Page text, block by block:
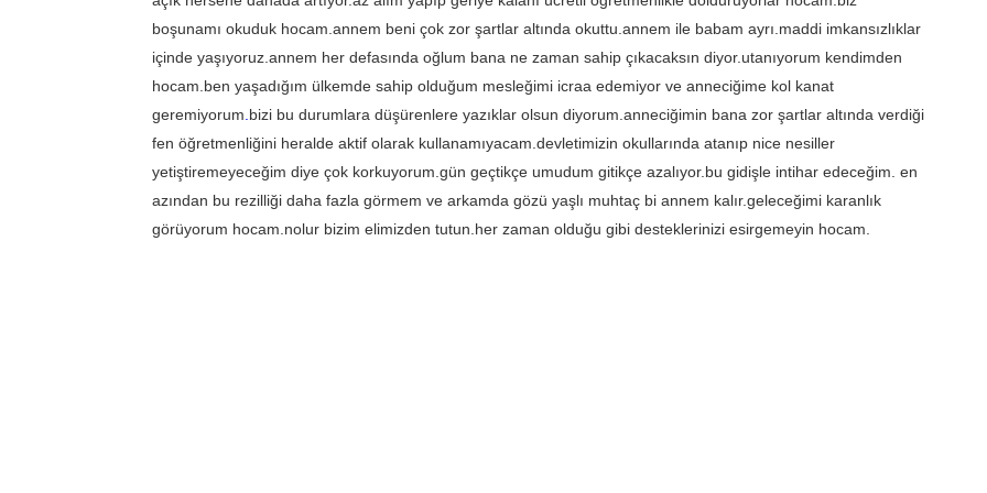
boşunamı okuduk hocam.annem beni çok zor şartlar altında okuttu.annem ile babam ayrı.maddi imkansızlıklar
içinde yaşıyoruz.annem her defasında oğlum bana ne zaman sahip çıkacaksın diyor.utanıyorum kendimden
hocam.ben yaşadığım ülkemde sahip olduğum mesleğimi icraa edemiyor ve anneciğime kol kanat
geremiyorum. bizi bu durumlara düşürenlere yazıklar olsun diyorum.anneciğimin bana zor şartlar altında verdiği
fen öğretmenliğini heralde aktif olarak kullanamıyacam.devletimizin okullarında atanıp nice nesiller
yetiştiremeyeceğim diye çok korkuyorum.gün geçtikçe umudum gitikçe azalıyor.bu gidişle intihar edeceğim. en
azından bu rezilliği daha fazla görmem ve arkamda gözü yaşlı muhtaç bi annem kalır.geleceğimi karanlık
görüyorum hocam.nolur bizim elimizden tutun.her zaman olduğu gibi desteklerinizi esirgemeyin hocam.